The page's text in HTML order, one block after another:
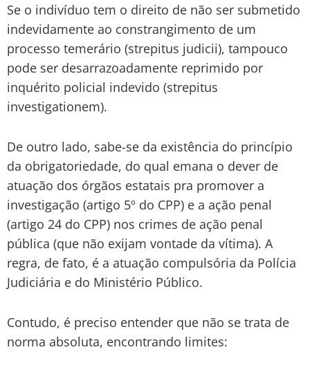
Se o indivíduo tem o direito de não ser submetido
indevidamente ao constrangimento de um
processo temerário (strepitus judicii), tampouco
pode ser desarrazoadamente reprimido por
inquérito policial indevido (strepitus
investigationem).
De outro lado, sabe-se da existência do princípio
da obrigatoriedade, do qual emana o dever de
atuação dos órgãos estatais pra promover a
investigação (artigo 5º do CPP) e a ação penal
(artigo 24 do CPP) nos crimes de ação penal
pública (que não exijam vontade da vítima). A
regra, de fato, é a atuação compulsória da Polícia
Judiciária e do Ministério Público.
Contudo, é preciso entender que não se trata de
norma absoluta, encontrando limites: